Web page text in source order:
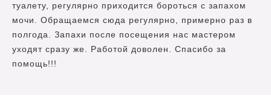
туалету, регулярно приходится бороться с запахом
мочи. Обращаемся сюда регулярно, примерно раз в
полгода. Запахи после посещения нас мастером
уходят сразу же. Работой доволен. Спасибо за
помощь!!!